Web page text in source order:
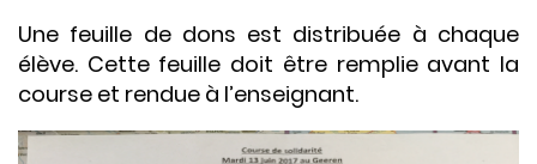
Une feuille de dons est distribuée à chaque
élève. Cette feuille doit être remplie avant la
course et rendue à l’enseignant.